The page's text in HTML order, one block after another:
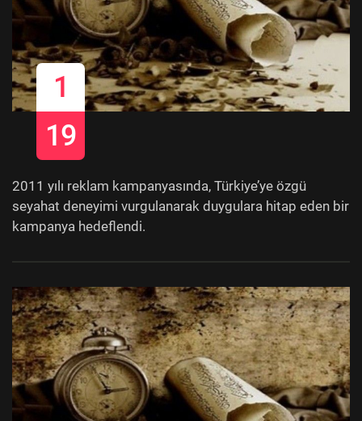
1
19
2011 yılı reklam kampanyasında, Türkiye’ye özgü
seyahat deneyimi vurgulanarak duygulara hitap eden bir
kampanya hedeflendi.